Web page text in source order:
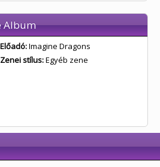
Album
Előadó:Imagine Dragons
Zenei stílus:Egyéb zene